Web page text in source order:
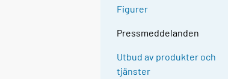
Figurer
Pressmeddelanden
Utbud av produkter och
tjänster